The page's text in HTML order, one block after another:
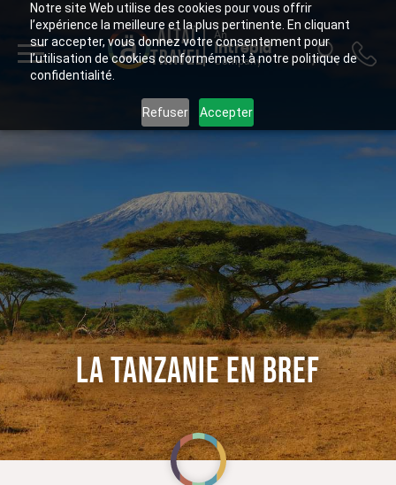
Notre site Web utilise des cookies pour vous offrir
l’expérience la meilleure et la plus pertinente. En cliquant
sur accepter, vous donnez votre consentement pour
l’utilisation de cookies conformément à notre politique de
confidentialité.
Refuser Accepter
ALTAÏ
TRAVEL
An
Intrepid
Company
LA TANZANIE EN BREF